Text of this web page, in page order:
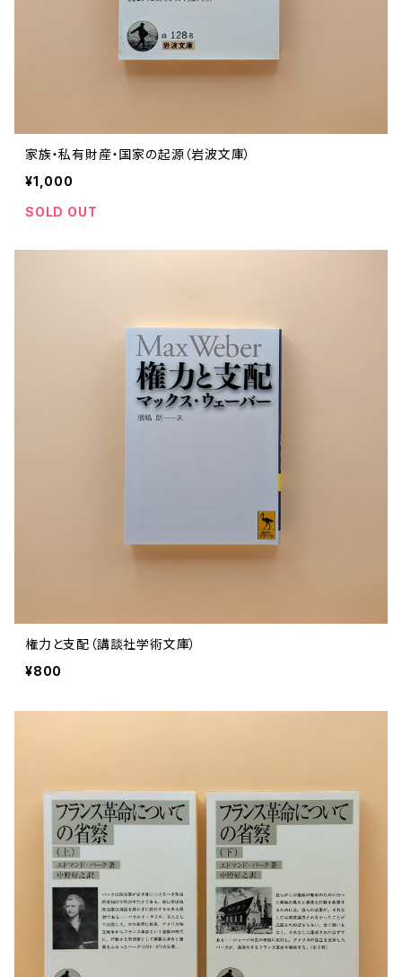
家族・私有財産・国家の起源（岩波文庫）
¥1,000
SOLD OUT
権力と支配（講談社学術文庫）
¥800